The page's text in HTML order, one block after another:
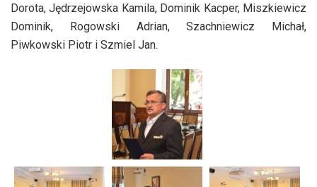
Dorota, Jędrzejowska Kamila, Dominik Kacper, Miszkiewicz
Dominik, Rogowski Adrian, Szachniewicz Michał,
Piwkowski Piotr i Szmiel Jan.